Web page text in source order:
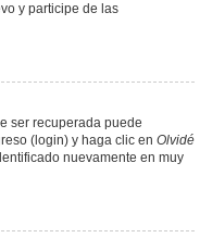
y participe de las
ser recuperada puede
(login) y haga clic en Olvidé
nuevamente en muy